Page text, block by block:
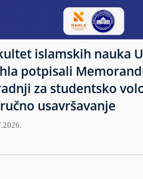
islamskih nauka
potpisali
za studentsko
usavršavanje